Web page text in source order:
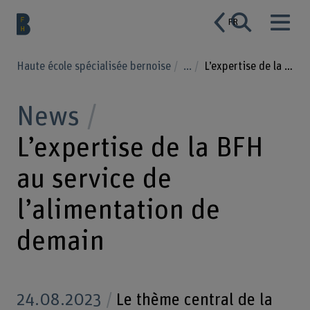
FR
Haute école spécialisée bernoise ... L’expertise de la BFH au service de l’alimentation de demain
News
L’expertise de la BFH
au service de
l’alimentation de
demain
24.08.2023
Le thème central de la